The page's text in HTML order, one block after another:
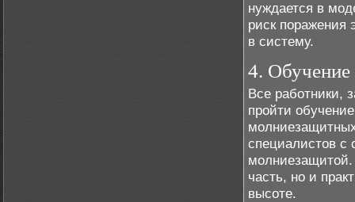
нуждается в
риск поражения
в систему.
4. Обучение
Все работники,
пройти
специалистов
молниезащитой.
часть, но и
высоте.